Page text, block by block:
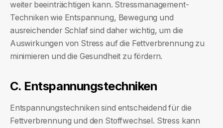
weiter beeinträchtigen kann. Stressmanagement-
Techniken wie Entspannung, Bewegung und
ausreichender Schlaf sind daher wichtig, um die
Auswirkungen von Stress auf die Fettverbrennung zu
minimieren und die Gesundheit zu fördern.
C. Entspannungstechniken
Entspannungstechniken sind entscheidend für die
Fettverbrennung und den Stoffwechsel. Stress kann